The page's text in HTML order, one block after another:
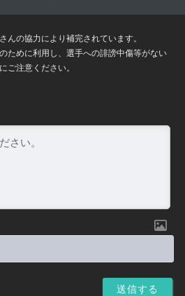
んの協力により補完されています。
ために利用し、選手への誹謗中傷等がない
ご注意ください。